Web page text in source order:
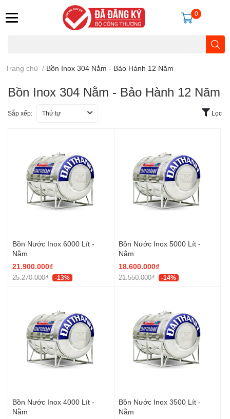
0
Trang chủ / Bồn Inox 304 Nằm - Bảo Hành 12 Năm
Bồn Inox 304 Nằm - Bảo Hành 12 Năm
Sắp xếp: Thứ tự Lọc
Bồn Nước Inox 6000 Lít -
Nằm
21.900.000₫
25.270.000₫ -13%
Bồn Nước Inox 5000 Lít -
Nằm
18.600.000₫
21.550.000₫ -14%
Bồn Nước Inox 4000 Lít -
Nằm
Bồn Nước Inox 3500 Lít -
Nằm